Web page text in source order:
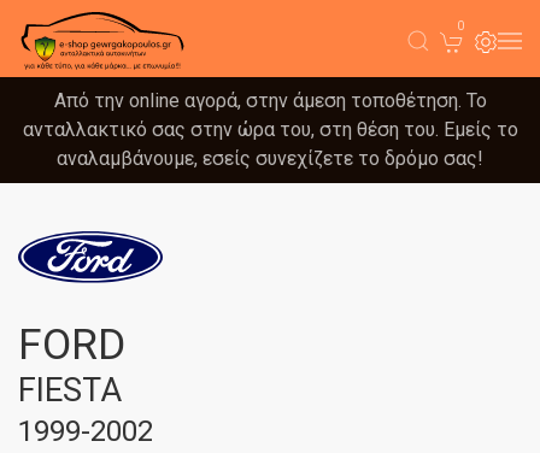
0
Από την online αγορά, στην άμεση τοποθέτηση. Το
ανταλλακτικό σας στην ώρα του, στη θέση του. Εμείς το
αναλαμβάνουμε, εσείς συνεχίζετε το δρόμο σας!
FORD
FIESTA
1999-2002